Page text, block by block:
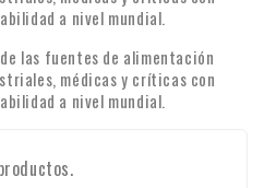
a nivel mundial.
de las fuentes de alimentación
médicas y críticas con
a nivel mundial.